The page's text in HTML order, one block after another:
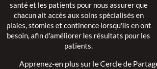
santé et les patients pour nous assurer que
chacun ait accès aux soins spécialisés en
plaies, stomies et continence lorsqu'ils en ont
besoin, afin d'améliorer les résultats pour les
patients.
Apprenez-en plus sur le Cercle de Partage